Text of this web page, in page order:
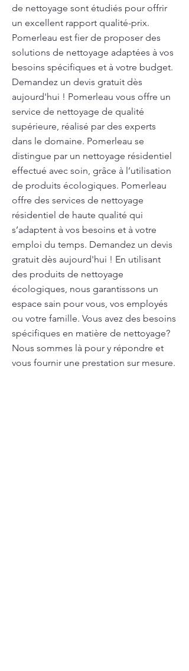
de nettoyage sont étudiés pour offrir
un excellent rapport qualité-prix.
Pomerleau est fier de proposer des
solutions de nettoyage adaptées à vos
besoins spécifiques et à votre budget.
Demandez un devis gratuit dès
aujourd'hui ! Pomerleau vous offre un
service de nettoyage de qualité
supérieure, réalisé par des experts
dans le domaine. Pomerleau se
distingue par un nettoyage résidentiel
effectué avec soin, grâce à l’utilisation
de produits écologiques. Pomerleau
offre des services de nettoyage
résidentiel de haute qualité qui
s’adaptent à vos besoins et à votre
emploi du temps. Demandez un devis
gratuit dès aujourd'hui ! En utilisant
des produits de nettoyage
écologiques, nous garantissons un
espace sain pour vous, vos employés
ou votre famille. Vous avez des besoins
spécifiques en matière de nettoyage?
Nous sommes là pour y répondre et
vous fournir une prestation sur mesure.